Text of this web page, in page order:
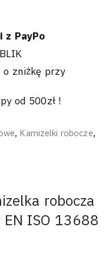
z PayPo
zniżkę przy
od 500zł !
, Kamizelki robocze,
robocza
EN ISO 13688